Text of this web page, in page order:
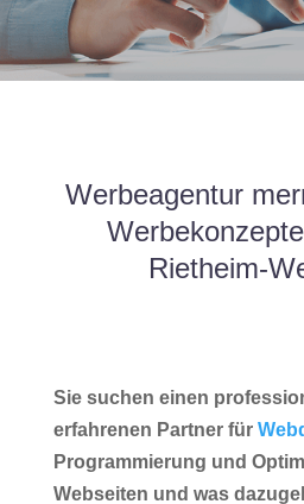
Werbeagentur
Rietheim-
Sie suchen einen
erfahrenen Partner für
Programmierung und
Webseiten und was